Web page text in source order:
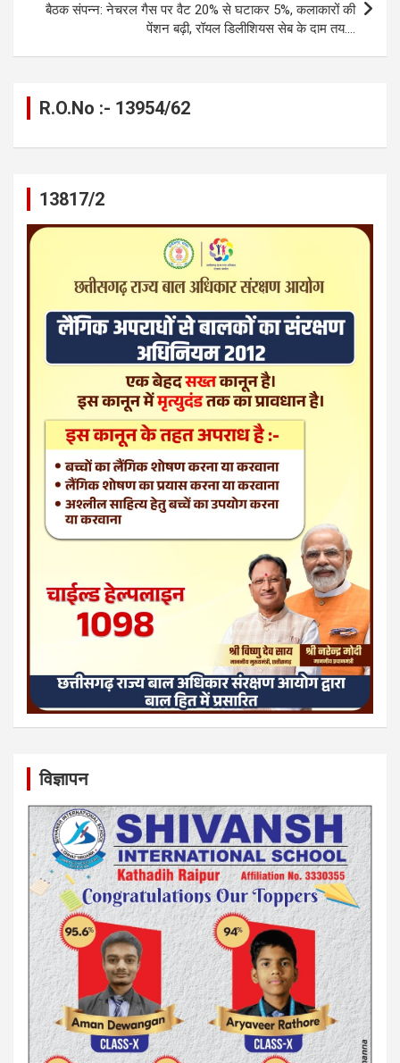
बैठक संपन्न: नेचरल गैस पर वैट 20% से घटाकर 5%, कलाकारों की
पेंशन बढ़ी, रॉयल डिलीशियस सेब के दाम तय….
R.O.No :- 13954/62
13817/2
विज्ञापन